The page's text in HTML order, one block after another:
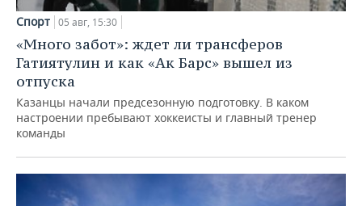
Спорт 05 авг, 15:30
«Много забот»: ждет ли трансферов
Гатиятулин и как «Ак Барс» вышел из
отпуска
Казанцы начали предсезонную подготовку. В каком
настроении пребывают хоккеисты и главный тренер
команды